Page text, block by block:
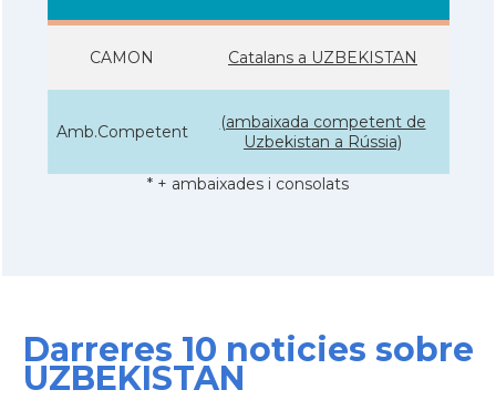
CAMON Catalans a UZBEKISTAN
Amb.Competent
(ambaixada competent de
Uzbekistan a Rússia)
* + ambaixades i consolats
Darreres 10 noticies sobre
UZBEKISTAN